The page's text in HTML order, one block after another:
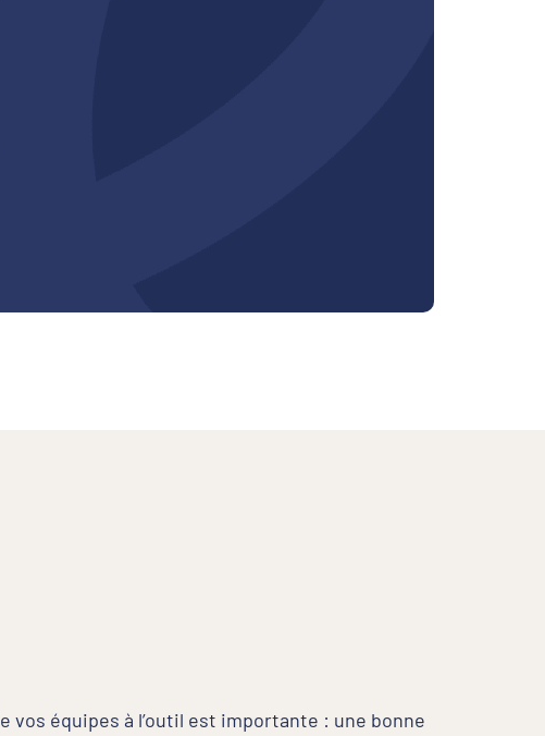
vos équipes à l’outil est importante : une bonne